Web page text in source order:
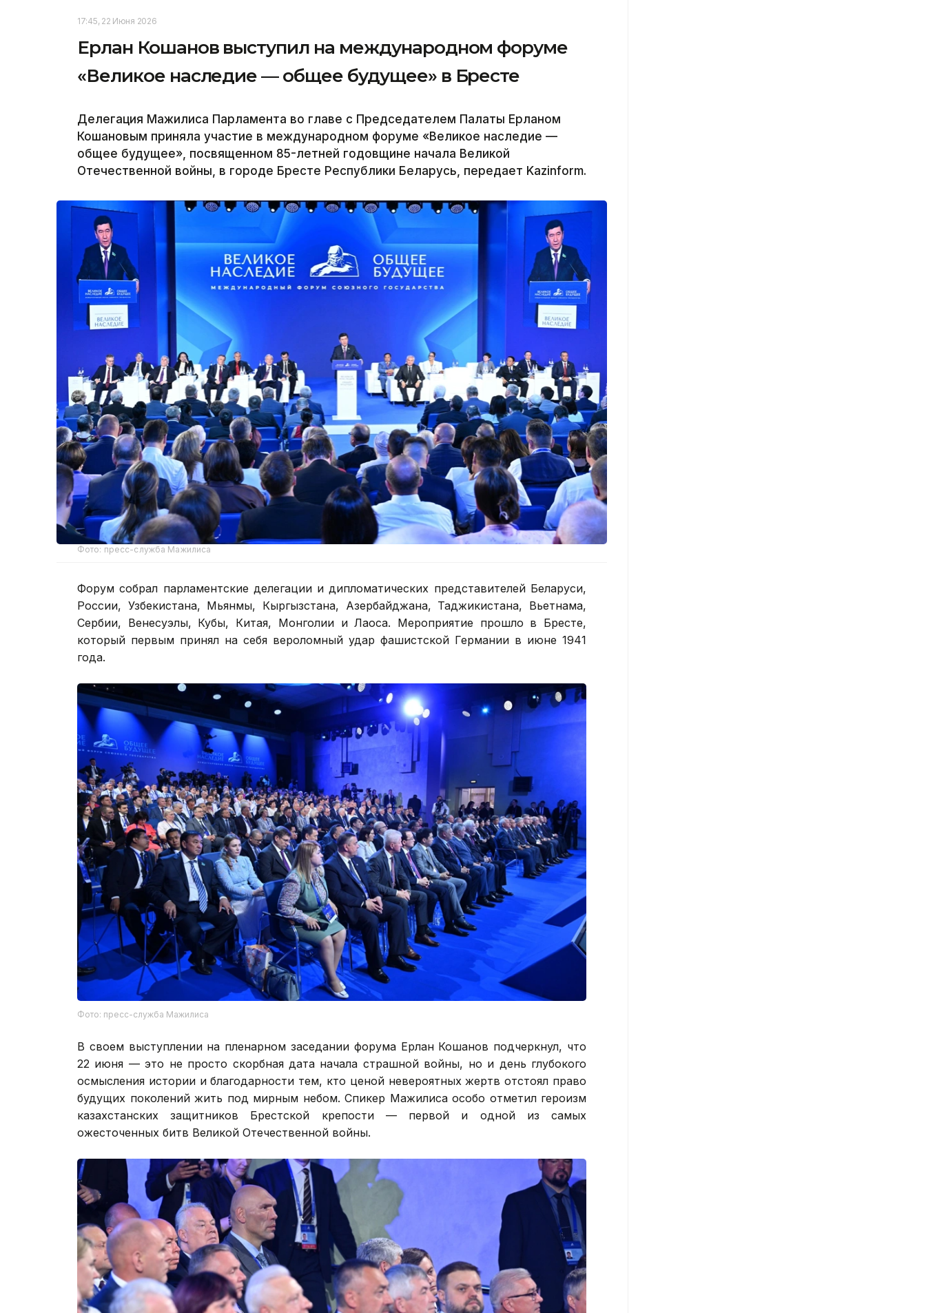
17:45, 22 Июня 2026
Ерлан Кошанов выступил на международном форуме
«Великое наследие — общее будущее» в Бресте
Делегация Мажилиса Парламента во главе с Председателем Палаты Ерланом
Кошановым приняла участие в международном форуме «Великое наследие —
общее будущее», посвященном 85-летней годовщине начала Великой
Отечественной войны, в городе Бресте Республики Беларусь, передает Kazinform.
Фото: пресс-служба Мажилиса
Форум собрал парламентские делегации и дипломатических представителей Беларуси,
России, Узбекистана, Мьянмы, Кыргызстана, Азербайджана, Таджикистана, Вьетнама,
Сербии, Венесуэлы, Кубы, Китая, Монголии и Лаоса. Мероприятие прошло в Бресте,
который первым принял на себя вероломный удар фашистской Германии в июне 1941
года.
Фото: пресс-служба Мажилиса
В своем выступлении на пленарном заседании форума Ерлан Кошанов подчеркнул, что
22 июня — это не просто скорбная дата начала страшной войны, но и день глубокого
осмысления истории и благодарности тем, кто ценой невероятных жертв отстоял право
будущих поколений жить под мирным небом. Спикер Мажилиса особо отметил героизм
казахстанских защитников Брестской крепости — первой и одной из самых
ожесточенных битв Великой Отечественной войны.